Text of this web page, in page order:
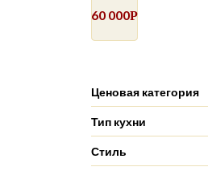
60 000Р
Ценовая категория
Тип кухни
Стиль